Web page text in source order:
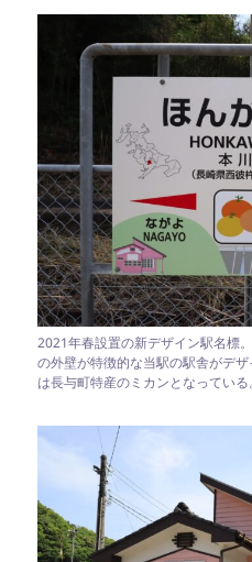
2021年春設置の新デザイン駅名標
の外壁が特徴的な当駅の駅舎がデ
は長与町特産のミカンとなっている。